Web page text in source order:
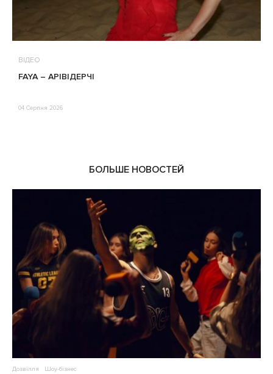
ВІДЕО
FAYA – АРІВІДЕРЧІ
04 Серпня 2026
БОЛЬШЕ НОВОСТЕЙ
Дозвілля Шоу-бізнес